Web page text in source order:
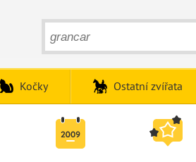
Kočky Ostatní zvířata